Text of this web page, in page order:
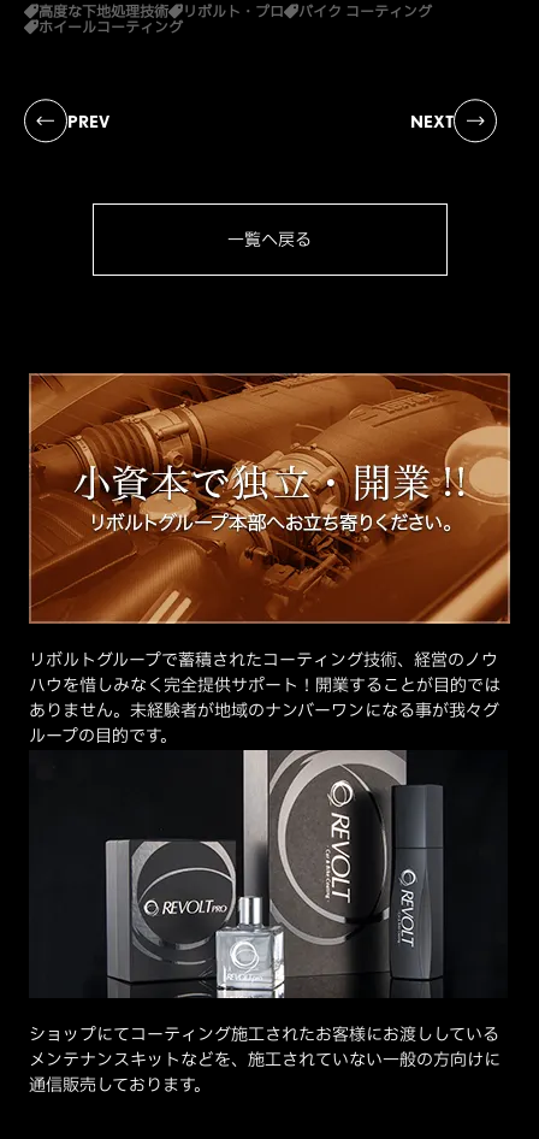
高度な下地処理技術 リボルト・プロ
バイク コーティング
ホイールコーティング
PREV NEXT
一覧へ戻る
リボルトグループで蓄積されたコーティング技術、経営のノウ
ハウを惜しみなく完全提供サポート！開業することが目的では
ありません。未経験者が地域のナンバーワンになる事が我々グ
ループの目的です。
ショップにてコーティング施工されたお客様にお渡ししている
メンテナンスキットなどを、施工されていない一般の方向けに
通信販売しております。